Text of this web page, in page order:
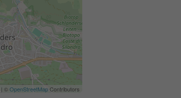
| ©OpenStreetMapContributors